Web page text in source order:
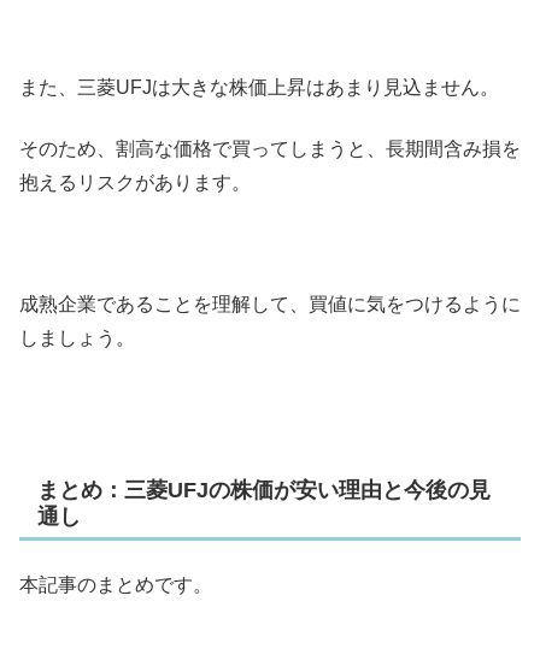
また、三菱UFJは大きな株価上昇はあまり見込ません。
そのため、割高な価格で買ってしまうと、長期間含み損を
抱えるリスクがあります。
成熟企業であることを理解して、買値に気をつけるように
しましょう。
まとめ：三菱UFJの株価が安い理由と今後の見
通し
本記事のまとめです。